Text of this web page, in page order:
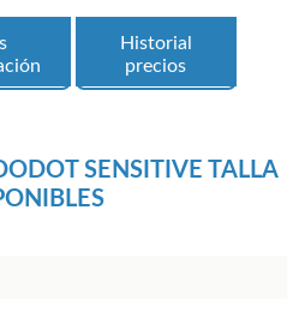
Historial
precios
SENSITIVE TALLA